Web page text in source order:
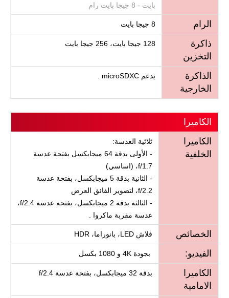
بايت - 8 جيجا بايت رام
الرام 8 جيجا بايت
ذاكرة
التخزين
128 جيجا بايت، 256 جيجا بايت
الذاكرة
الخارجية
يدعم microSDXC .
الكاميرا
الكاميرا
الخلفية
ثلاثية العدسة:
- الأولى بدقة 64 ميجابكسل بفتحة عدسة
f/1.7، (اساسي)
- الثانية بدقة 5 ميجابكسل، بفتحة عدسة
f/2.2، لتصوير الفائق العرض
- الثالثة بدقة 2 ميجابكسل، بفتحة عدسة f/2.4،
عدسة مقربة ماكروا .
الخصائص فلاش LED، بانوراما، HDR
الفيديو: بجودة 4K و 1080 بكسل
الكاميرا
الامامية
بدقة 32 ميجابكسل، بفتحة عدسة f/2.4